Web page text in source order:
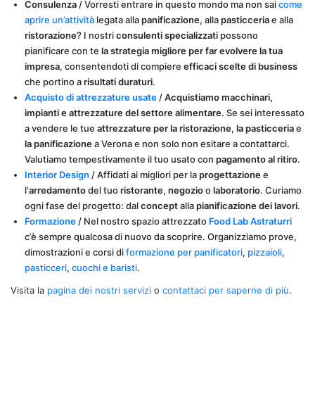
Consulenza / Vorresti entrare in questo mondo ma non saicome
aprire un’attività legata allapanificazione, allapasticceriae alla
ristorazione? I nostriconsulenti specializzati possono
pianificare con te la strategia migliore per far evolvere la tua
impresa, consentendoti di compiere efficaci scelte di business
che portino arisultati duraturi.
Acquisto di attrezzature usate /Acquistiamomacchinari,
impianti e attrezzature del settore alimentare. Se sei interessato
a vendere le tue attrezzature per la ristorazione, la pasticceriae
la panificazionea Verona e non solo non esitare a contattarci.
Valutiamo tempestivamente il tuo usato con pagamento al ritiro.
Interior Design / Affidati ai migliori per laprogettazionee
l’arredamentodel tuoristorante, negozioolaboratorio. Curiamo
ogni fase del progetto: dalconceptallapianificazione dei lavori.
Formazione / Nel nostro spazio attrezzato Food Lab Astraturri
c’è sempre qualcosa di nuovo da scoprire. Organizziamo prove,
dimostrazioni e corsi diformazione per panificatori, pizzaioli,
pasticceri, cuochi e baristi.
Visita la pagina dei nostri servizi o contattaci per saperne di più.